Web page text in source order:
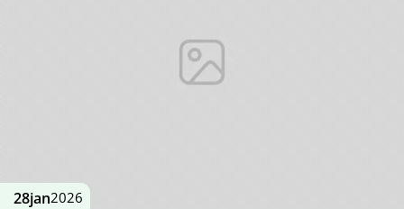
28jan2026